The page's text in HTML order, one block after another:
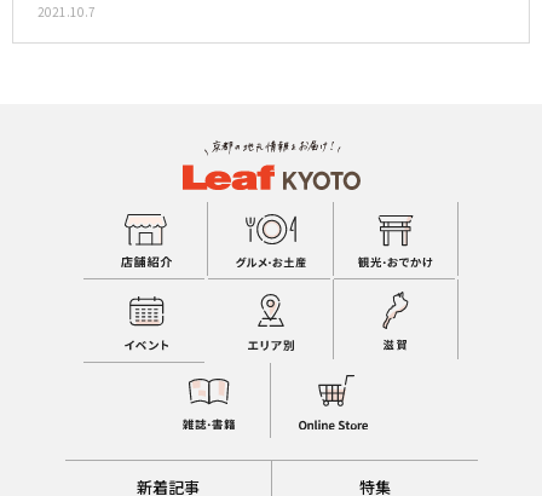
2021.10.7
新着記事 特集